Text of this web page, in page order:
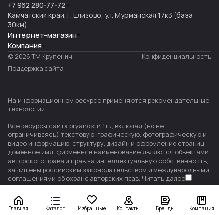
Главная Каталог Избранные Контакты Бренды Компания
+7 962 280-77-72
Камчатский край, г. Елизово, ул. Мурманская 17к3 (база
30км)
Интернет-магазин
Компания
© 2026 ТМ Крупенич
Конфиденциальность
Поддержка сайта
На информационном ресурсе применяются рекомендательные
технологии.
Все ресурсы сайта pryanosti41.ru, включая (но не
ограничиваясь) текстовую, графическую, фотографическую и
видео информацию, структуру, дизайн и оформление страниц,
доменное имя, фирменное наименование являются объектами
авторского права и прав на интеллектуальную собственность,
защищены российским законодательством и международными
соглашениями об охране авторских прав. Читать далее